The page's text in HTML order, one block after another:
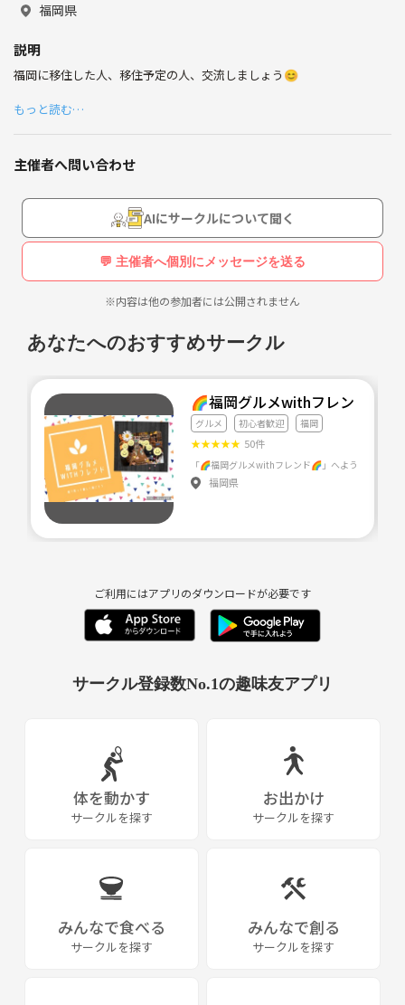
福岡県
説明
福岡に移住した人、移住予定の人、交流しましょう😊
もっと読む…
主催者へ問い合わせ
AIにサークルについて聞く
💬 主催者へ個別にメッセージを送る
※内容は他の参加者には公開されません
あなたへのおすすめサークル
🌈福岡グルメwithフレンド🌈
グルメ 初心者歓迎 福岡
★★★★★ 50件
福岡県
ご利用にはアプリのダウンロードが必要です
サークル登録数No.1の趣味友アプリ
体を動かす
サークルを探す
お出かけ
サークルを探す
みんなで食べる
サークルを探す
みんなで創る
サークルを探す